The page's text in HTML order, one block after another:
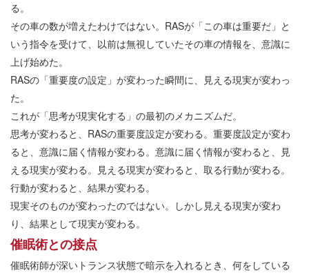
る。
その車の数が増えたわけではない。RASが「この車は重要だ」と
いう指令を受けて、以前は無視していたその車の情報を、意識に
上げ始めた。
RASの「重要度の設定」が変わった瞬間に、見える現実が変わっ
た。
これが「思考が現実化する」の最初のメカニズムだ。
思考が変わると、RASの重要度設定が変わる。重要度設定が変わ
ると、意識に届く情報が変わる。意識に届く情報が変わると、見
える現実が変わる。見える現実が変わると、取る行動が変わる。
行動が変わると、結果が変わる。
現実そのものが変わったのではない。しかし見える現実が変わ
り、結果として現実が変わる。
催眠術との接点
催眠術師が深いトランス状態で暗示を入れるとき、何をしている